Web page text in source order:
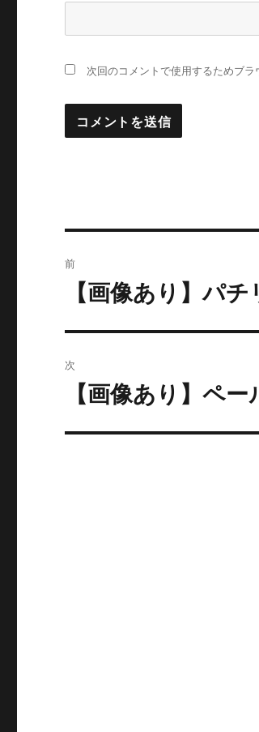
次回のコメントで使用するためブ
稿
ゲ
前
の
投
稿:
【画像あり】パ
次
投
【画像あり】ペ